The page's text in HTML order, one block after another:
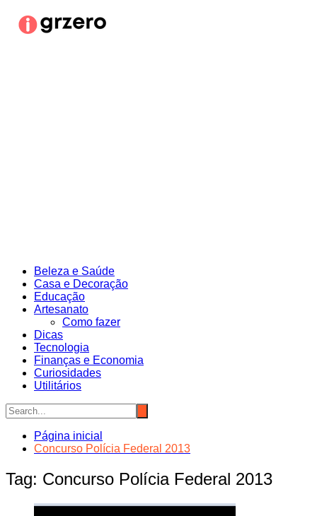
para
Beleza e Saúde
Casa e Decoração
Educação
Artesanato
Como fazer
Dicas
Tecnologia
Finanças e Economia
Curiosidades
Utilitários
Página inicial
Concurso Polícia Federal 2013
Tag: Concurso Polícia Federal 2013